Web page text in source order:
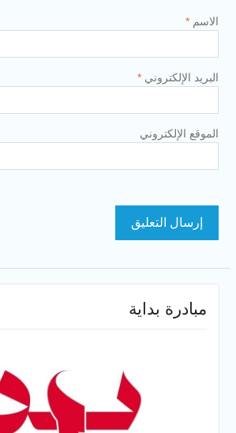
الاسم *
البريد الإلكتروني *
الموقع الإلكتروني
مبادرة بداية